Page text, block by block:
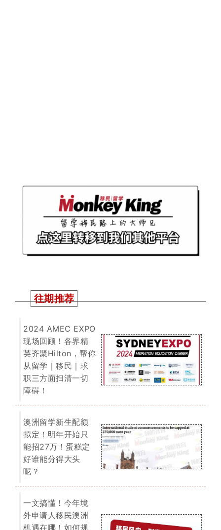
职三方面扫清一切
澳洲留学新生配额
拟定！明年开始只
能招27万！蛋糕定
外申请人移民澳洲
机遇在哪！如何规
划可更快拿到PR！
干货满满建议收藏
慢慢看！
2025 QS 世界大学
排名出炉！又是澳
区赢麻的一年！整
体排名上涨！各大
学纷纷开启活宝型
宣传模式～
我们为您提供一切关于留学、移民的
免费咨询服务。